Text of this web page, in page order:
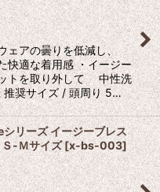
ェアの曇りを低減し、
快適な着用感 ・イージー
トを取り外して 中性洗
推奨サイズ / 頭周り 5…
リーズ イージーブレス
Ｓ-Ｍサイズ[x-bs-003]